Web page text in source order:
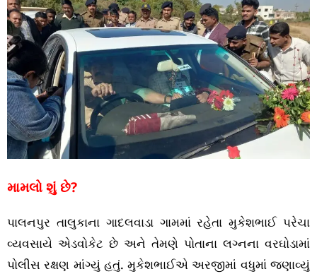
મામલો શું છે?
પાલનપુર તાલુકાના ગાદલવાડા ગામમાં રહેતા મુકેશભાઈ પરેચા
વ્યવસાયે એડવોકેટ છે અને તેમણે પોતાના લગ્નના વરઘોડામાં
પોલીસ રક્ષણ માંગ્યું હતું. મુકેશભાઈએ અરજીમાં વધુમાં જણાવ્યું